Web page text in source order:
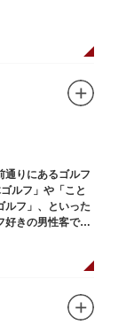
通りにあるゴルフ
ルフ」や「こと
ルフ」、といった
好きの男性客で賑